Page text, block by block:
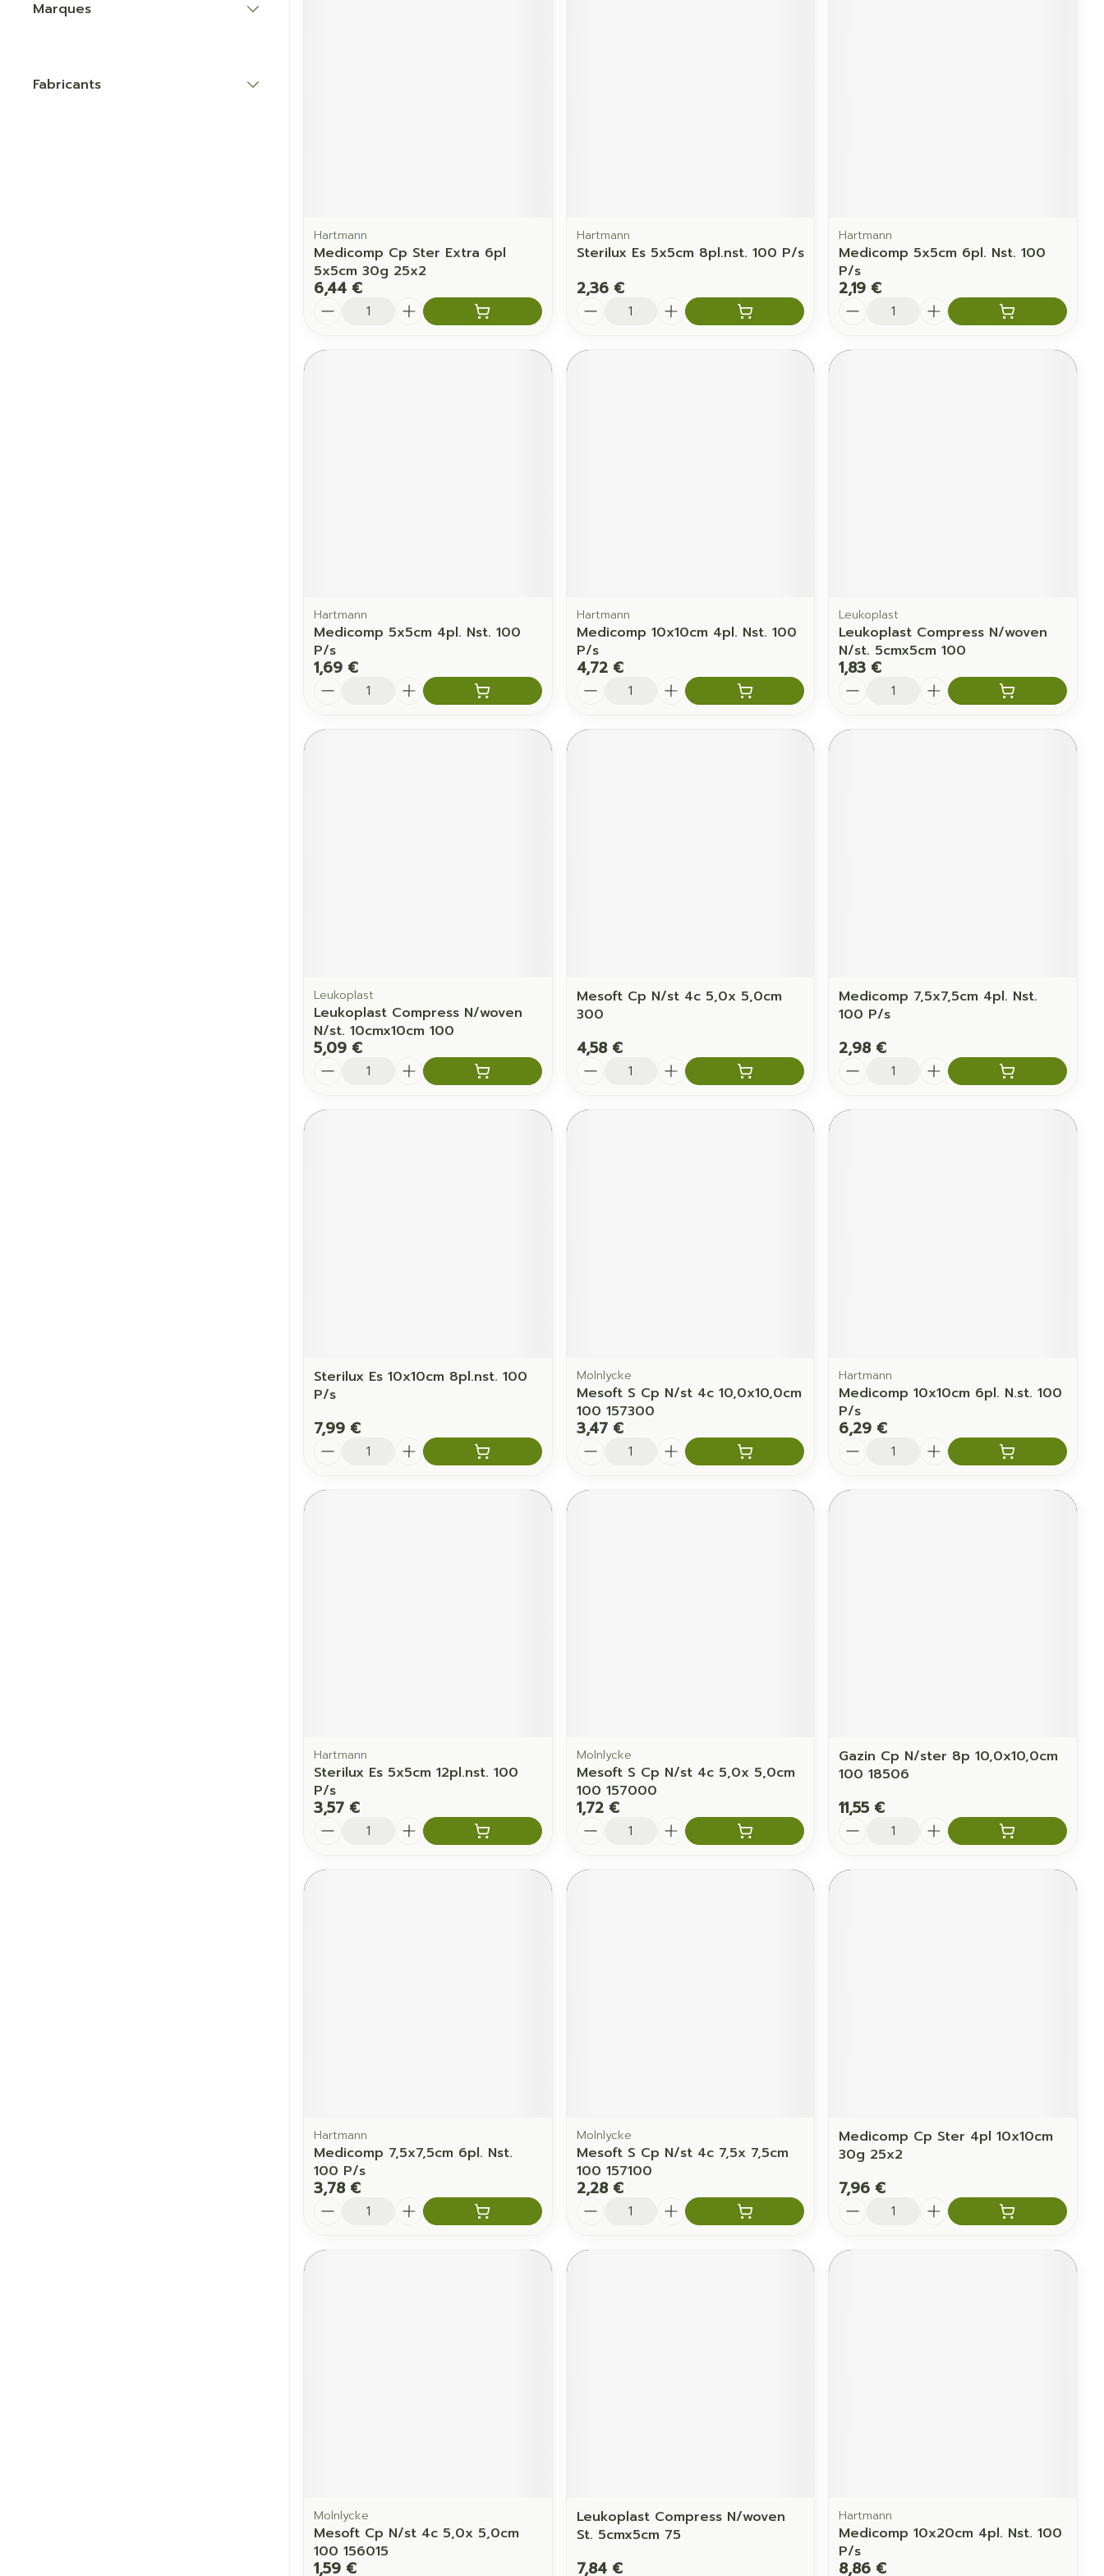
Marques
Fabricants
Hartmann
Medicomp Cp Ster Extra 6pl
5x5cm 30g 25x2
6,44 €
Quantité
Hartmann
Sterilux Es 5x5cm 8pl.nst. 100 P/s
2,36 €
Quantité
Hartmann
Medicomp 5x5cm 6pl. Nst. 100
P/s
2,19 €
Quantité
Hartmann
Medicomp 5x5cm 4pl. Nst. 100
P/s
1,69 €
Quantité
Hartmann
Medicomp 10x10cm 4pl. Nst. 100
P/s
4,72 €
Quantité
Leukoplast
Leukoplast Compress N/woven
N/st. 5cmx5cm 100
1,83 €
Quantité
Leukoplast
Leukoplast Compress N/woven
N/st. 10cmx10cm 100
5,09 €
Quantité
Mesoft Cp N/st 4c 5,0x 5,0cm
300
4,58 €
Quantité
Medicomp 7,5x7,5cm 4pl. Nst.
100 P/s
2,98 €
Quantité
Sterilux Es 10x10cm 8pl.nst. 100
P/s
7,99 €
Quantité
Molnlycke
Mesoft S Cp N/st 4c 10,0x10,0cm
100 157300
3,47 €
Quantité
Hartmann
Medicomp 10x10cm 6pl. N.st. 100
P/s
6,29 €
Quantité
Hartmann
Sterilux Es 5x5cm 12pl.nst. 100
P/s
3,57 €
Quantité
Molnlycke
Mesoft S Cp N/st 4c 5,0x 5,0cm
100 157000
1,72 €
Quantité
Gazin Cp N/ster 8p 10,0x10,0cm
100 18506
11,55 €
Quantité
Hartmann
Medicomp 7,5x7,5cm 6pl. Nst.
100 P/s
3,78 €
Quantité
Molnlycke
Mesoft S Cp N/st 4c 7,5x 7,5cm
100 157100
2,28 €
Quantité
Medicomp Cp Ster 4pl 10x10cm
30g 25x2
7,96 €
Quantité
Molnlycke
Mesoft Cp N/st 4c 5,0x 5,0cm
100 156015
1,59 €
Leukoplast Compress N/woven
St. 5cmx5cm 75
7,84 €
Hartmann
Medicomp 10x20cm 4pl. Nst. 100
P/s
8,86 €